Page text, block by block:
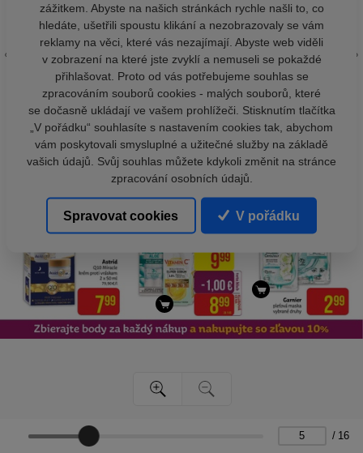
/ 16
zážitkem. Abyste na našich stránkách rychle našli to, co
hledáte, ušetřili spoustu klikání a nezobrazovaly se vám
reklamy na věci, které vás nezajímají. Abyste web viděli
v zobrazení na které jste zvyklí a nemuseli se pokaždé
přihlašovat. Proto od vás potřebujeme souhlas se
zpracováním souborů cookies - malých souborů, které
se dočasně ukládají ve vašem prohlížeči. Stisknutím tlačítka
„V pořádku“ souhlasíte s nastavením cookies tak, abychom
vám poskytovali smysluplné a užitečné služby na základě
vašich údajů. Svůj souhlas můžete kdykoli změnit na stránce
zpracování osobních údajů.
Spravovat cookies V pořádku